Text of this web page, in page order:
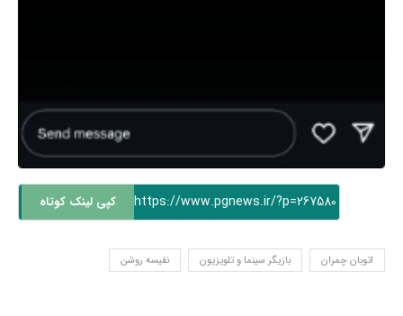
https://www.pgnews.ir/?p=267580 کپی لینک کوتاه
اتوبان چمران بازیگر سینما و تلویزیون نفیسه روشن